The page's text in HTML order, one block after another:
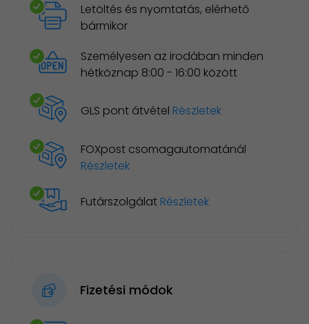
Letöltés és nyomtatás, elérhető
bármikor
Személyesen az irodában minden
hétköznap 8:00 - 16:00 között
GLS pont átvétel Részletek
FOXpost csomagautomatánál
Részletek
Futárszolgálat Részletek
Fizetési módok